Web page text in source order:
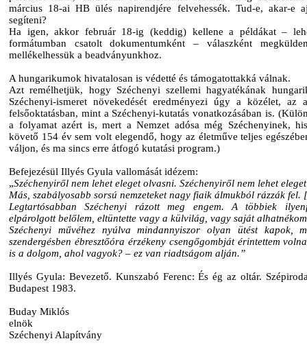
március 18-ai HB ülés napirendjére felvehessék. Tud-e, akar-e
segíteni?
Ha igen, akkor február 18-ig (keddig) kellene a példákat –
formátumban csatolt dokumentumként – válaszként
mellékelhessük a beadványunkhoz.
A hungarikumok hivatalosan is védetté és támogatottakká válnak.
Azt remélhetjük, hogy Széchenyi szellemi hagyatékának
Széchenyi-ismeret növekedését eredményezi úgy a közélet, az
felsőoktatásban, mint a Széchenyi-kutatás vonatkozásában is.
a folyamat azért is, mert a Nemzet adósa még Széchenyinek,
követő 154 év sem volt elegendő, hogy az életműve teljes
váljon, és ma sincs erre átfogó kutatási program.)
Befejezésül Illyés Gyula vallomását idézem:
„Széchenyiről nem lehet eleget olvasni. Széchenyiről nem lehet
Más, szabályosabb sorsú nemzeteket nagy fiaik álmukból rázzák
Legtartósabban Széchenyi rázott meg engem. A többiek
elpárolgott belőlem, eltüntette vagy a külvilág, vagy saját
Széchenyi művéhez nyúlva mindannyiszor olyan ütést kapok,
szendergésben ébresztőóra érzékeny csengőgombját érintettem
is a dolgom, ahol vagyok? – ez van riadtságom alján.”
Illyés Gyula: Bevezető. Kunszabó Ferenc: És ég az oltár.
Budapest 1983.
Buday Miklós
elnök
Széchenyi Alapítvány